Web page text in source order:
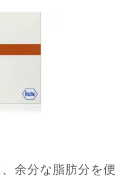
余分な脂肪分を便